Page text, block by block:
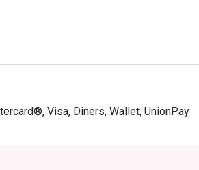
เนื้อวากิว A4 สไลด์บางๆ ย่างให้สุก
ละอะโวคาโดคลุกกับมายองเนสราดไข่ปล
น้ำแข็งทอดกรอบ โรยเกลือธรรมชาติ
Shabu Salad: เนื้อวากิวสดเสิร์ฟพร้อ
Visa, Diners, Wallet, UnionPay